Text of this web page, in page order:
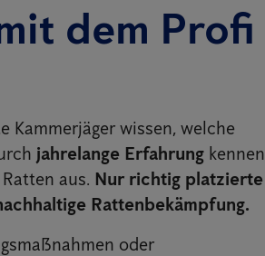
dem Profi
Kammerjäger wissen, welche
jahrelange Erfahrung
aus. Nur richtig platzierte
Rattenbekämpfung.
oder